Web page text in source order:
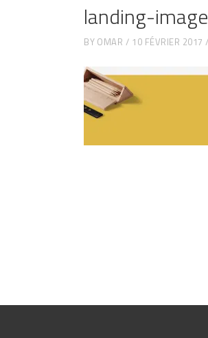
landing-image
BY OMAR 10 FÉVRIER 2017